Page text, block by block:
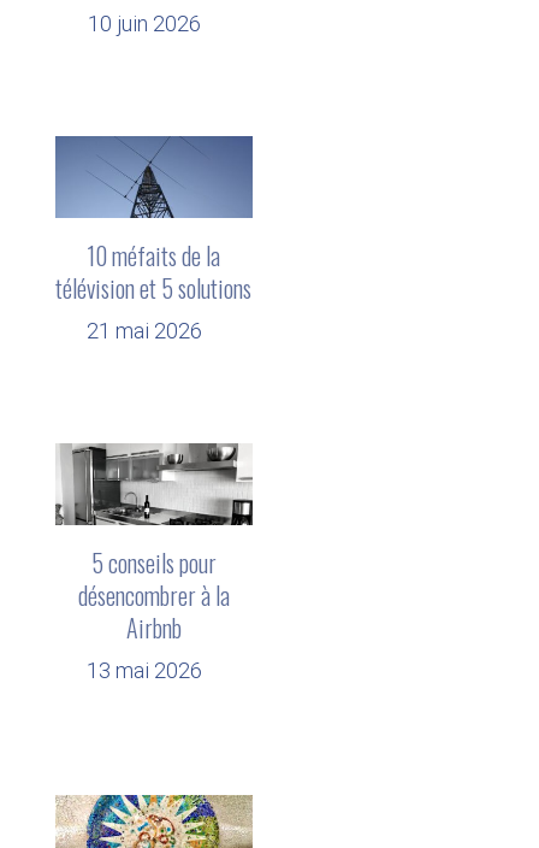
10 juin 2026
10 méfaits de la
télévision et 5 solutions
21 mai 2026
5 conseils pour
désencombrer à la
Airbnb
13 mai 2026